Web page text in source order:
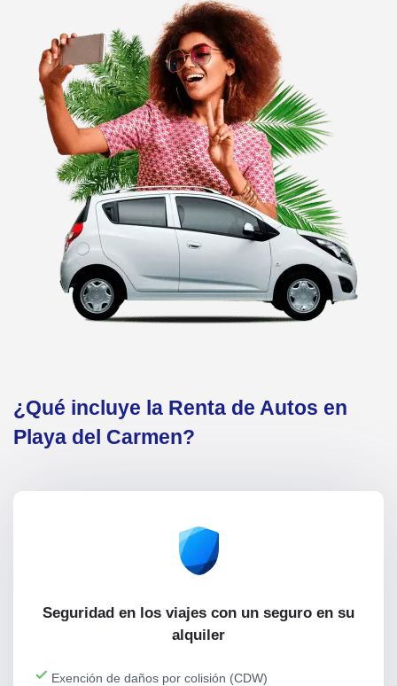
¿Qué incluye la Renta de Autos en
Playa del Carmen?
Seguridad en los viajes con un seguro en su
alquiler
Exención de daños por colisión (CDW)